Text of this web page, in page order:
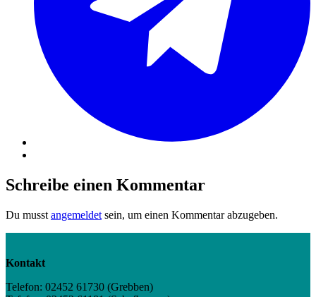
Schreibe einen Kommentar
Du musst angemeldet sein, um einen Kommentar abzugeben.
Kontakt
Telefon: 02452 61730 (Grebben)